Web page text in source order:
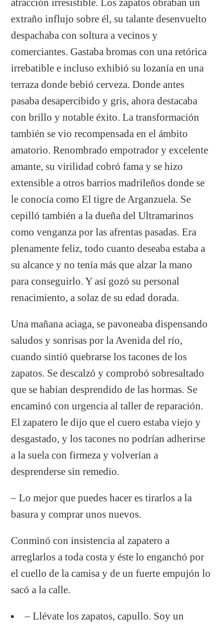
atracción irresistible. Los zapatos obraban un
extraño influjo sobre él, su talante desenvuelto
despachaba con soltura a vecinos y
comerciantes. Gastaba bromas con una retórica
irrebatible e incluso exhibió su lozanía en una
terraza donde bebió cerveza. Donde antes
pasaba desapercibido y gris, ahora destacaba
con brillo y notable éxito. La transformación
también se vio recompensada en el ámbito
amatorio. Renombrado empotrador y excelente
amante, su virilidad cobró fama y se hizo
extensible a otros barrios madrileños donde se
le conocía como El tigre de Arganzuela. Se
cepilló también a la dueña del Ultramarinos
como venganza por las afrentas pasadas. Era
plenamente feliz, todo cuanto deseaba estaba a
su alcance y no tenía más que alzar la mano
para conseguirlo. Y así gozó su personal
renacimiento, a solaz de su edad dorada.
Una mañana aciaga, se pavoneaba dispensando
saludos y sonrisas por la Avenida del río,
cuando sintió quebrarse los tacones de los
zapatos. Se descalzó y comprobó sobresaltado
que se habían desprendido de las hormas. Se
encaminó con urgencia al taller de reparación.
El zapatero le dijo que el cuero estaba viejo y
desgastado, y los tacones no podrían adherirse
a la suela con firmeza y volverían a
desprenderse sin remedio.
– Lo mejor que puedes hacer es tirarlos a la
basura y comprar unos nuevos.
Conminó con insistencia al zapatero a
arreglarlos a toda costa y éste lo enganchó por
el cuello de la camisa y de un fuerte empujón lo
sacó a la calle.
– Llévate los zapatos, capullo. Soy un